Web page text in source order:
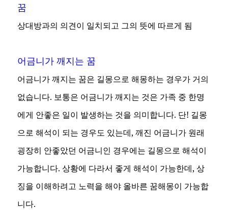
꿈
상대방과의 의견이 일치되고 그의 뜻에 따르게 됨
어금니가 깨지는 꿈
어금니가 깨지는 꿈은 길몽으로 해몽하는 경우가 거의
없습니다. 보통은 어금니가 깨지는 것은 가족 중 한명
에게 안좋은 일이 발생하는 것을 의미합니다. 단! 길몽
으로 해석이 되는 경우도 있는데, 깨진 어금니가 원래
굉장히 안좋았던 어금니인 경우에는 길몽으로 해석이
가능합니다. 상황에 다라서 좋게 해석이 가능한데, 상
징을 이해하려고 노력을 해야 올바른 꿈해몽이 가능합
니다.